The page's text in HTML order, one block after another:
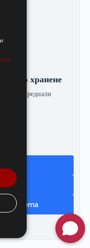
хранене
Напреднали
оферта
BGN